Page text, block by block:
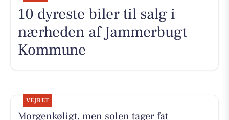
10 dyreste biler til salg i
nærheden af Jammerbugt
Kommune
VEJRET
Morgenkøligt, men solen tager fat